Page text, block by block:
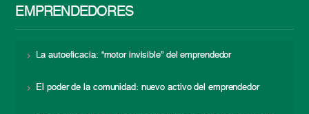
EMPRENDEDORES
La autoeficacia: “motor invisible” del emprendedor
El poder de la comunidad: nuevo activo del emprendedor